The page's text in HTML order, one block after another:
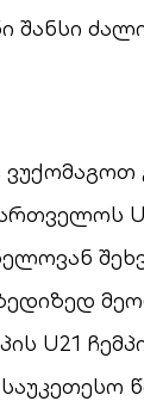
შანსი
ვუქომაგოთ
U21